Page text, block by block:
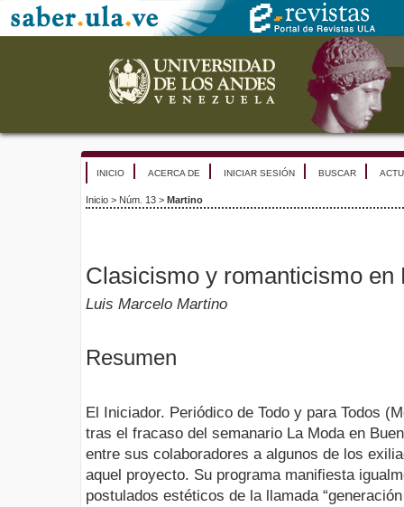
INICIO ACERCA DE INICIAR SESIÓN BUSCAR
Inicio > Núm. 13 > Martino
Clasicismo y romanticismo en
Luis Marcelo Martino
Resumen
El Iniciador. Periódico de Todo y para Todos
tras el fracaso del semanario La Moda en
entre sus colaboradores a algunos de los
aquel proyecto. Su programa manifiesta
postulados estéticos de la llamada